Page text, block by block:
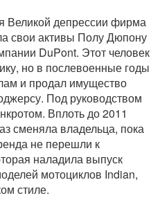
Великой депрессии фирма
свои активы Полу Дюпону
DuPont. Этот человек
но в послевоенные годы
и продал имущество
Под руководством
Вплоть до 2011
сменяла владельца, пока
не перешли к
наладила выпуск
мотоциклов Indian,
стиле.